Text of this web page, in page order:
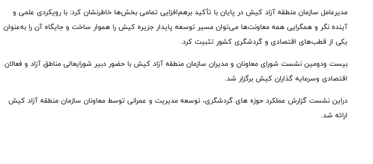
مدیرعامل سازمان منطقه آزاد کیش در پایان با تأکید برهم‌افزایی تمامی بخش‌ها خاطرنشان کرد: با رویکردی علمی و
آینده‌ نگر و همگرایی همه معاونت‌ها می‌توان مسیر توسعه پایدار جزیره کیش را هموار ساخت و جایگاه آن را به‌عنوان
یکی از قطب‌های اقتصادی و گردشگری کشور تثبیت کرد.
بیست ‌ودومین نشست شورای معاونان و مدیران سازمان منطقه آزاد کیش با حضور دبیر شورایعالی مناطق آزاد و فعالان
اقتصادی وسرمایه گذاران کیش برگزار شد.
دراین نشست گزارش عملکرد حوزه های گردشگری، توسعه مدیریت و عمرانی توسط معاونان سازمان منطقه آزاد کیش
ارائه شد.